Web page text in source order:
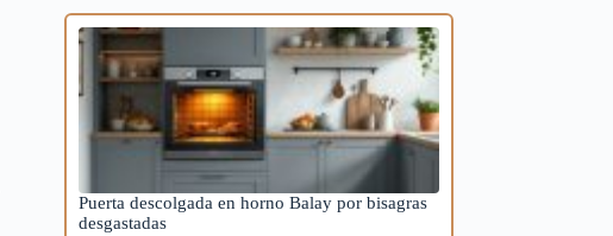
Puerta descolgada en horno Balay por bisagras
desgastadas